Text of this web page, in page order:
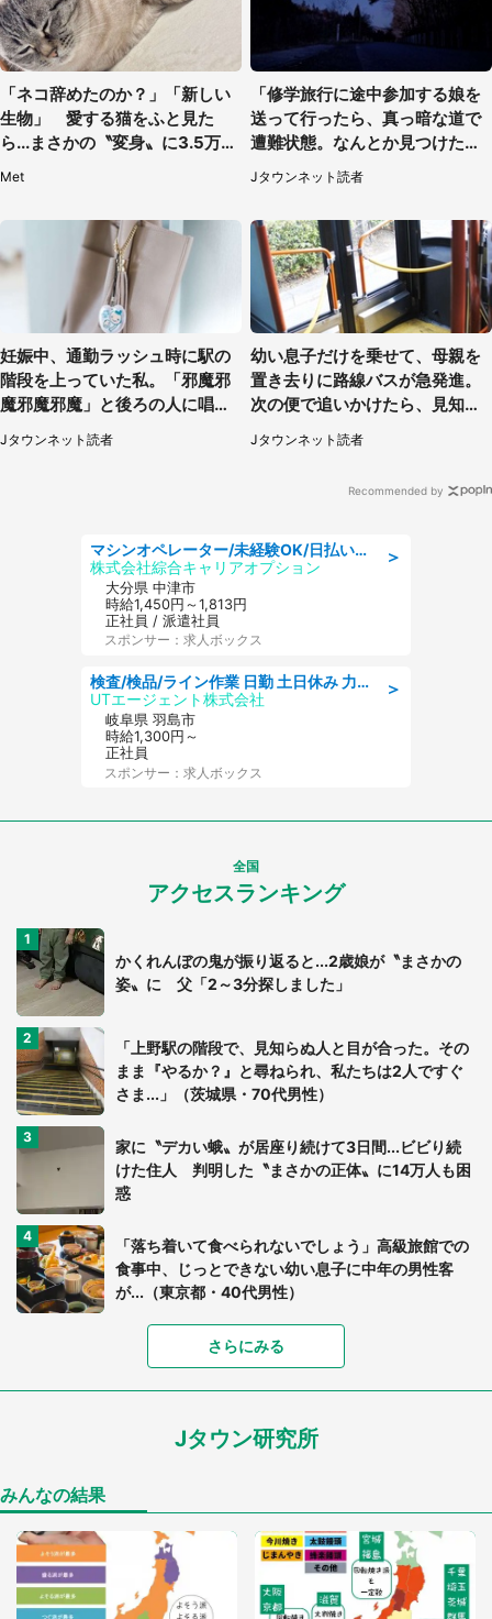
「ネコ辞めたのか？」「新しい
生物」 愛する猫をふと見た
ら...まさかの〝変身〟に3.5万人
Met
「修学旅行に途中参加する娘を
送って行ったら、真っ暗な道で
遭難状態。なんとか見つけた民
家に助けを求めると、住人の男
性が...」
Jタウンネット読者
妊娠中、通勤ラッシュ時に駅の
階段を上っていた私。「邪魔邪
魔邪魔邪魔」と後ろの人に唱え
られて（神奈川県・30代女性）
Jタウンネット読者
幼い息子だけを乗せて、母親を
置き去りに路線バスが急発進。
次の便で追いかけたら、見知ら
ぬ若い女性が（京都府・60代女
性）
Jタウンネット読者
Recommended by
＞
マシンオペレーター/未経験OK/日払いOK/寮費無料/交替制/20・30・40代活躍中
株式会社綜合キャリアオプション
大分県 中津市
時給1,450円～1,813円
正社員 / 派遣社員
スポンサー：求人ボックス
＞
検査/検品/ライン作業 日勤 土日休み 力仕事ほぼなし 座り作業メイン 検品·検査
UTエージェント株式会社
岐阜県 羽島市
時給1,300円～
正社員
スポンサー：求人ボックス
全国
アクセスランキング
かくれんぼの鬼が振り返ると...2歳娘が〝まさかの
姿〟に 父「2～3分探しました」
「上野駅の階段で、見知らぬ人と目が合った。その
まま『やるか？』と尋ねられ、私たちは2人ですぐ
さま...」（茨城県・70代男性）
家に〝デカい蛾〟が居座り続けて3日間...ビビり続
けた住人 判明した〝まさかの正体〟に14万人も困
惑
「落ち着いて食べられないでしょう」高級旅館での
食事中、じっとできない幼い息子に中年の男性客
が...（東京都・40代男性）
「富豪すぎ」1歳息子の〝店頭駄々こね〟の内容に1.
7万人驚がく 「お菓子売り場ならまだしも...」「ハ
ードル高い」
「閉所恐怖症の私は新幹線で大パニック。隣席の青
「ゾワゾワする」「本当に気持ち悪い」 道端でバ
グっちゃってた〝野生の野菜〟に6.5万人戦慄
さらにみる
Jタウン研究所
みんなの結果